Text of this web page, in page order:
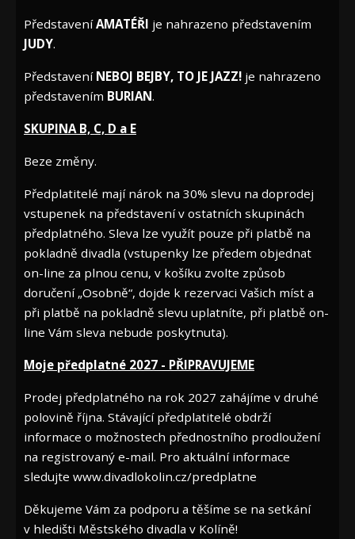
PředstaveníAMATÉŘI je nahrazeno představením
JUDY.
Představení NEBOJ BEJBY, TO JE JAZZ! je nahrazeno
představením BURIAN.
SKUPINA B, C, D a E
Beze změny.
Předplatitelé mají nárok na 30% slevu na doprodej
vstupenek na představení v ostatních skupinách
předplatného. Sleva lze využít pouze při platbě na
pokladně divadla (vstupenky lze předem objednat
on-line za plnou cenu, v košíku zvolte způsob
doručení „Osobně“, dojde k rezervaci Vašich míst a
při platbě na pokladně slevu uplatníte, při platbě on-
line Vám sleva nebude poskytnuta).
Moje předplatné 2027 - PŘIPRAVUJEME
Prodej předplatného na rok 2027 zahájíme v druhé
polovině října. Stávající předplatitelé obdrží
informace o možnostech přednostního prodloužení
na registrovaný e-mail. Pro aktuální informace
sledujte www.divadlokolin.cz/predplatne
Děkujeme Vám za podporu a těšíme se na setkání
v hledišti Městského divadla v Kolíně!